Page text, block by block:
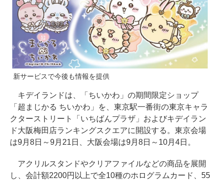
新サービスで今後も情報を提供
キデイランドは、「ちいかわ」の期間限定ショップ
「超まじかる ちいかわ」を、東京駅一番街の東京キャラ
クターストリート「いちばんプラザ」およびキデイラン
ド大阪梅田店ランキングスクエアに開設する。東京会場
は9月8日～9月21日、大阪会場は9月8日～10月4日。
アクリルスタンドやクリアファイルなどの商品を展開
し、会計額2200円以上で全10種のホログラムカード、55